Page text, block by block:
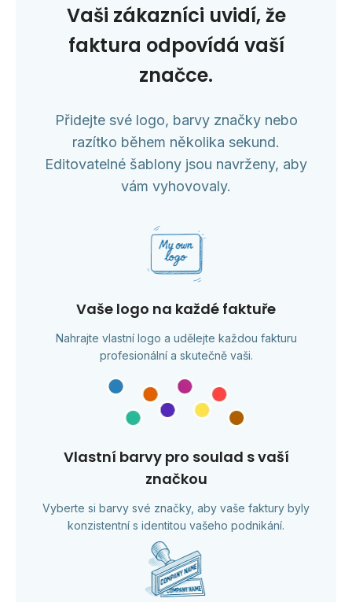
Vaši zákazníci uvidí, že
faktura odpovídá vaší
značce.
Přidejte své logo, barvy značky nebo
razítko během několika sekund.
Editovatelné šablony jsou navrženy, aby
vám vyhovovaly.
Vaše logo na každé faktuře
Nahrajte vlastní logo a udělejte každou fakturu
profesionální a skutečně vaši.
Vlastní barvy pro soulad s vaší
značkou
Vyberte si barvy své značky, aby vaše faktury byly
konzistentní s identitou vašeho podnikání.